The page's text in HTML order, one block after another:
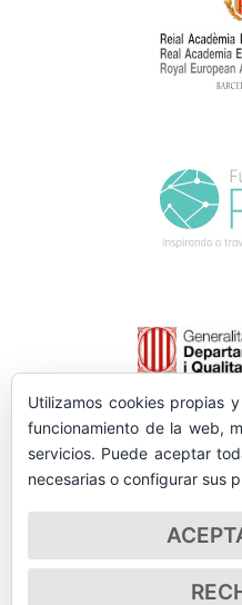
Utilizamos cookies propias
funcionamiento de la web,
servicios. Puede aceptar
necesarias o configurar sus